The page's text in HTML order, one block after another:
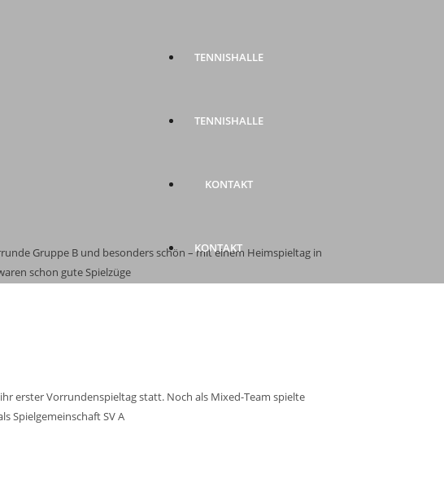
TENNISHALLE
TENNISHALLE
KONTAKT
KONTAKT
Gruppe B und besonders schön – mit einem Heimspieltag in
schon gute Spielzüge
erster Vorrundenspieltag statt. Noch als Mixed-Team spielte
Spielgemeinschaft SV A